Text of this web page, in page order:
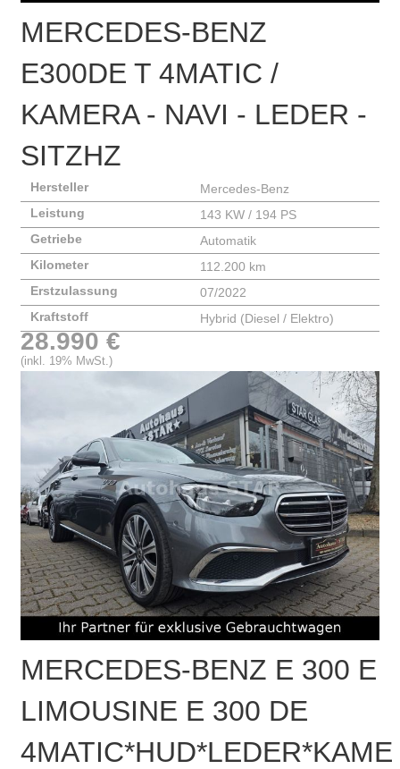
MERCEDES-BENZ
E300DE T 4MATIC /
KAMERA - NAVI - LEDER -
SITZHZ
Hersteller
Mercedes-Benz
Leistung
143 KW / 194 PS
Getriebe
Automatik
Kilometer
112.200 km
Erstzulassung
07/2022
Kraftstoff
Hybrid (Diesel / Elektro)
28.990 €
(inkl. 19% MwSt.)
MERCEDES-BENZ E 300 E
LIMOUSINE E 300 DE
4MATIC*HUD*LEDER*KAME